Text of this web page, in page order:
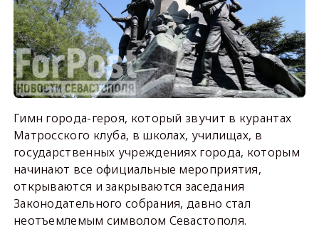
Гимн города-героя, который звучит в курантах
Матросского клуба, в школах, училищах, в
государственных учреждениях города, которым
начинают все официальные мероприятия,
открываются и закрываются заседания
Законодательного собрания, давно стал
неотъемлемым символом Севастополя.